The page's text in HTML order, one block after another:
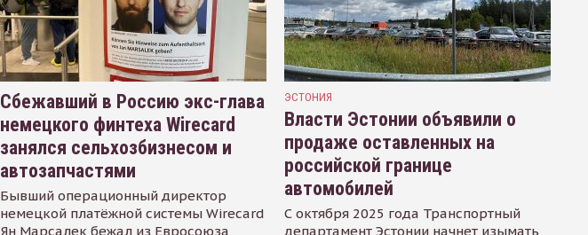
Сбежавший в Россию экс-глава
немецкого финтеха Wirecard
занялся сельхозбизнесом и
автозапчастями
Бывший операционный директор
немецкой платёжной системы Wirecard
Ян Марсалек бежал из Евросоюза
ЭСТОНИЯ
Власти Эстонии объявили о
продаже оставленных на
российской границе
автомобилей
С октября 2025 года Транспортный
департамент Эстонии начнет изымать